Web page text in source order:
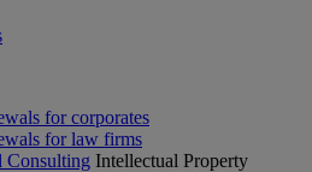
for corporates
for law firms
Consulting Intellectual Property